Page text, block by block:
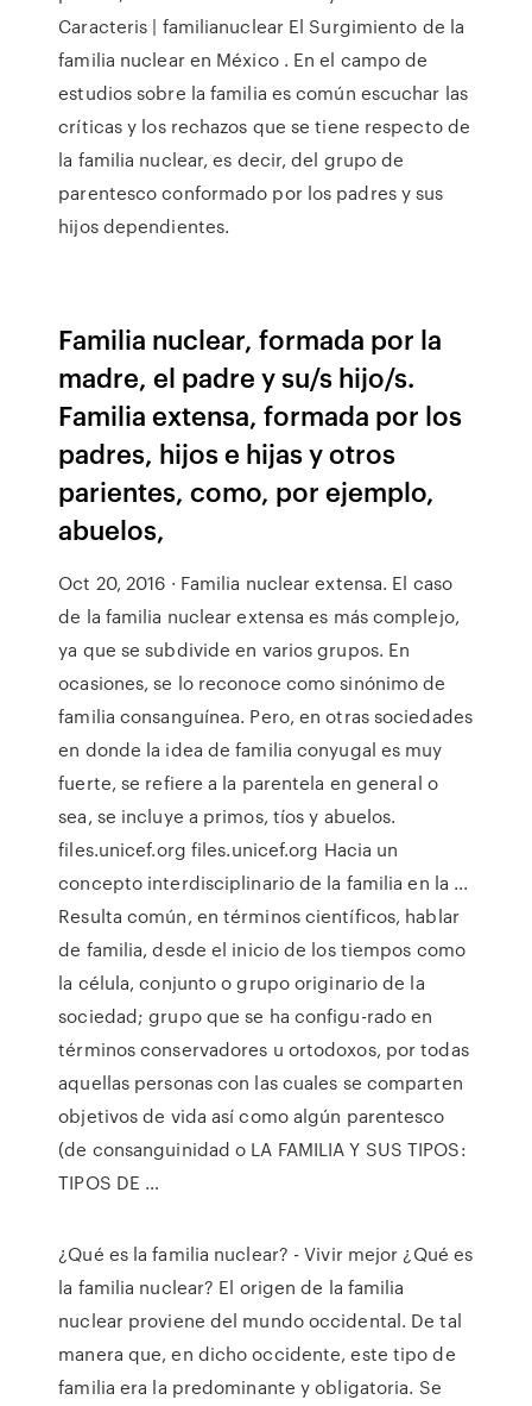
Caracteris | familianuclear El Surgimiento de la
familia nuclear en México . En el campo de
estudios sobre la familia es común escuchar las
críticas y los rechazos que se tiene respecto de
la familia nuclear, es decir, del grupo de
parentesco conformado por los padres y sus
hijos dependientes.
Familia nuclear, formada por la
madre, el padre y su/s hijo/s.
Familia extensa, formada por los
padres, hijos e hijas y otros
parientes, como, por ejemplo,
abuelos,
Oct 20, 2016 · Familia nuclear extensa. El caso
de la familia nuclear extensa es más complejo,
ya que se subdivide en varios grupos. En
ocasiones, se lo reconoce como sinónimo de
familia consanguínea. Pero, en otras sociedades
en donde la idea de familia conyugal es muy
fuerte, se refiere a la parentela en general o
sea, se incluye a primos, tíos y abuelos.
files.unicef.org files.unicef.org Hacia un
concepto interdisciplinario de la familia en la ...
Resulta común, en términos científicos, hablar
de familia, desde el inicio de los tiempos como
la célula, conjunto o grupo originario de la
sociedad; grupo que se ha configu-rado en
términos conservadores u ortodoxos, por todas
aquellas personas con las cuales se comparten
objetivos de vida así como algún parentesco
(de consanguinidad o LA FAMILIA Y SUS TIPOS:
TIPOS DE …
¿Qué es la familia nuclear? - Vivir mejor ¿Qué es
la familia nuclear? El origen de la familia
nuclear proviene del mundo occidental. De tal
manera que, en dicho occidente, este tipo de
familia era la predominante y obligatoria. Se